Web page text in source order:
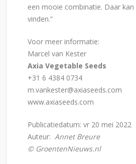
een mooie combinatie. Daar
vinden.”
Voor meer informatie:
Marcel van Kester
Axia Vegetable Seeds
+31 6 4384 0734
m.vankester@axiaseeds.com
www.axiaseeds.com
Publicatiedatum: vr 20 mei 2022
Auteur: Annet Breure
© GroentenNieuws.nl